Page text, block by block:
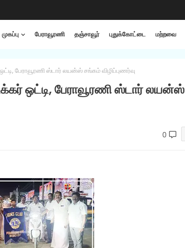
முகப்பு பேராவூரணி தஞ்சாவூர் புதுக்கோட்டை மற்றவை
பேராவூரணி ஸ்டார் லயன்ஸ் சங்கம் விழிப்புணர்வு
ஒட்டி, பேராவூரணி ஸ்டார் லயன்ஸ்
0